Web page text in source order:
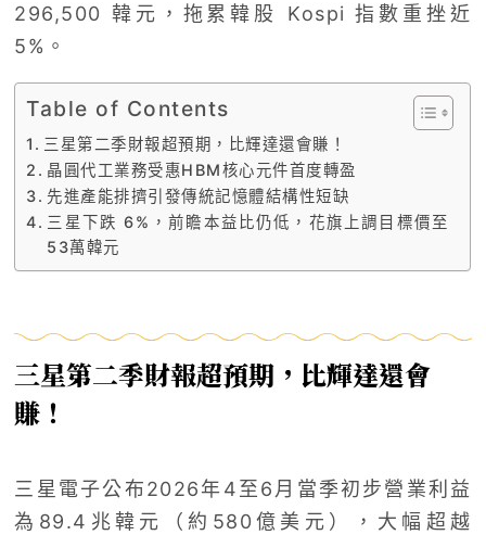
296,500 韓元，拖累韓股 Kospi 指數重挫近
5%。
Table of Contents
三星第二季財報超預期，比輝達還會賺！
晶圓代工業務受惠HBM核心元件首度轉盈
先進產能排擠引發傳統記憶體結構性短缺
三星下跌 6%，前瞻本益比仍低，花旗上調目標價至
53萬韓元
三星第二季財報超預期，比輝達還會
賺！
三星電子公布2026年4至6月當季初步營業利益
為89.4兆韓元（約580億美元），大幅超越